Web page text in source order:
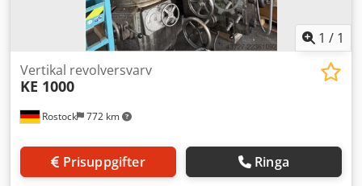
1 / 1
Rostock 772 km
Vertikal revolversvarv
KE 1000
Prisuppgifter Ringa